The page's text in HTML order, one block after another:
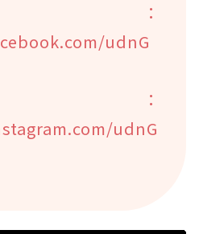
：
udnG
：
udnG